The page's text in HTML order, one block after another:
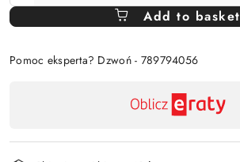
Of
Add to basket
Pomoc eksperta? Dzwoń - 789794056
and